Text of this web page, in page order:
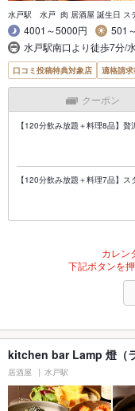
水戸駅 水戸 肉 居酒屋 誕生日 ス
4001～5000円
501
水戸駅南口より徒歩7分/
口コミ投稿特典対象店 適格請
クーポン
【120分飲み放題＋料理8品】
【120分飲み放題＋料理7品】
カレン
下記ボタンを
kitchen bar Lamp 燈（
居酒屋 水戸駅